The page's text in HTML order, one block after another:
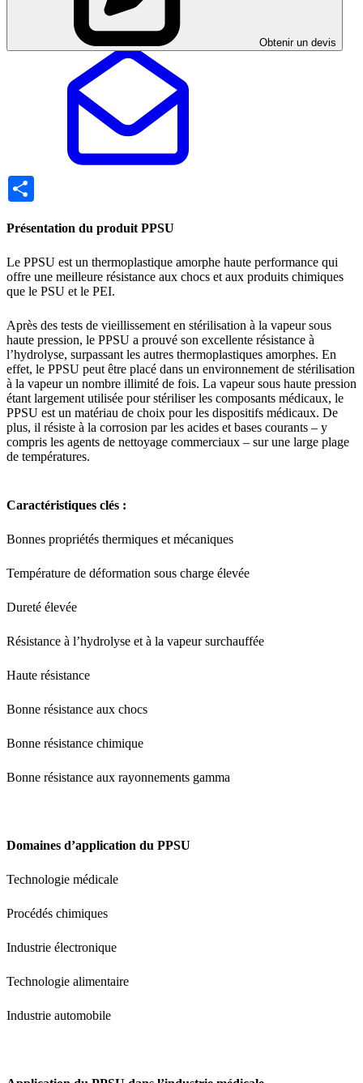
Obtenir un devis
Présentation du produit PPSU
Le PPSU est un thermoplastique amorphe haute performance qui
offre une meilleure résistance aux chocs et aux produits chimiques
que le PSU et le PEI.
Après des tests de vieillissement en stérilisation à la vapeur sous
haute pression, le PPSU a prouvé son excellente résistance à
l’hydrolyse, surpassant les autres thermoplastiques amorphes. En
effet, le PPSU peut être placé dans un environnement de stérilisation
à la vapeur un nombre illimité de fois. La vapeur sous haute pression
étant largement utilisée pour stériliser les composants médicaux, le
PPSU est un matériau de choix pour les dispositifs médicaux. De
plus, il résiste à la corrosion par les acides et bases courants – y
compris les agents de nettoyage commerciaux – sur une large plage
de températures.
Caractéristiques clés :
Bonnes propriétés thermiques et mécaniques
Température de déformation sous charge élevée
Dureté élevée
Résistance à l’hydrolyse et à la vapeur surchauffée
Haute résistance
Bonne résistance aux chocs
Bonne résistance chimique
Bonne résistance aux rayonnements gamma
Domaines d’application du PPSU
Technologie médicale
Procédés chimiques
Industrie électronique
Technologie alimentaire
Industrie automobile